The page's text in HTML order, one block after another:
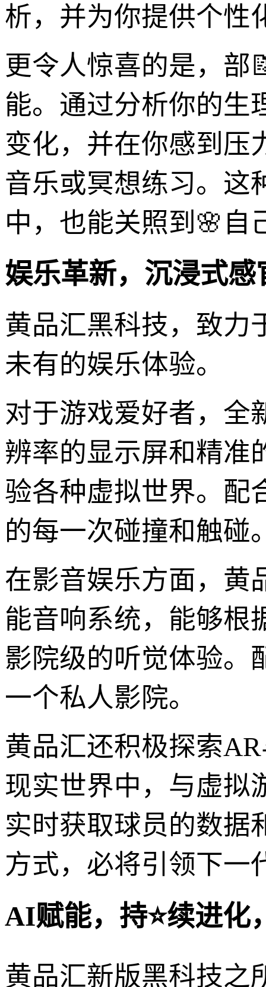
析，并为你提供个性
更令人惊喜的是，部
能。通过分析你的生
变化，并在你感到压
音乐或冥想练习。这
中，也能关照到🌸自
娱乐革新，沉浸式感
黄品汇黑科技，致力
未有的娱乐体验。
对于游戏爱好者，全
辨率的显示屏和精准
验各种虚拟世界。配
的每一次碰撞和触碰
在影音娱乐方面，黄
能音响系统，能够根
影院级的听觉体验。
一个私人影院。
黄品汇还积极探索
现实世界中，与虚拟
实时获取球员的数据
方式，必将引领下一
AI赋能，持⭐续进化
黄品汇新版黑科技之